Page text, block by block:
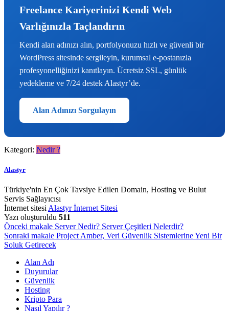
Freelance Kariyerinizi Kendi Web
Varlığınızla Taçlandırın
Kendi alan adınızı alın, portfolyonuzu hızlı ve güvenli bir
WordPress sitesinde sergileyin, kurumsal e-postanızla
profesyonelliğinizi kanıtlayın. Ücretsiz SSL, günlük
yedekleme ve 7/24 destek Alastyr’de.
Alan Adınızı Sorgulayın
Kategori: Nedir ?
Alastyr
Türkiye'nin En Çok Tavsiye Edilen Domain, Hosting ve Bulut
Servis Sağlayıcısı
İnternet sitesi Alastyr İnternet Sitesi
Yazı oluşturuldu 511
Yazı
gezinmesi
Önceki makale Server Nedir? Server Çeşitleri Nelerdir?
Sonraki makale Project Amber, Veri Güvenlik Sistemlerine Yeni Bir
Soluk Getirecek
Alan Adı
Duyurular
Güvenlik
Hosting
Kripto Para
Nasıl Yapılır ?